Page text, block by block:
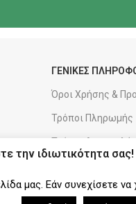
ΓΕΝΙΚΕΣ
Όροι Χρήσης &
Τρόποι Πληρωμής
Τρόποι Αποστολής
Πολιτική
την ιδιωτικότητα σας!
μας. Εάν συνεχίσετε